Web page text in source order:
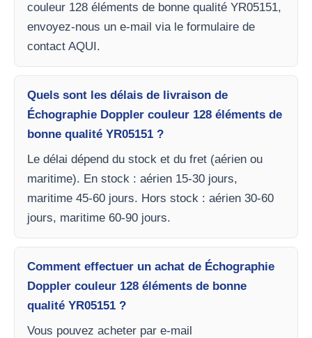
couleur 128 éléments de bonne qualité YR05151,
envoyez-nous un e-mail via le formulaire de
contact AQUI.
Quels sont les délais de livraison de
Échographie Doppler couleur 128 éléments de
bonne qualité YR05151 ?
Le délai dépend du stock et du fret (aérien ou
maritime). En stock : aérien 15-30 jours,
maritime 45-60 jours. Hors stock : aérien 30-60
jours, maritime 60-90 jours.
Comment effectuer un achat de Échographie
Doppler couleur 128 éléments de bonne
qualité YR05151 ?
Vous pouvez acheter par e-mail